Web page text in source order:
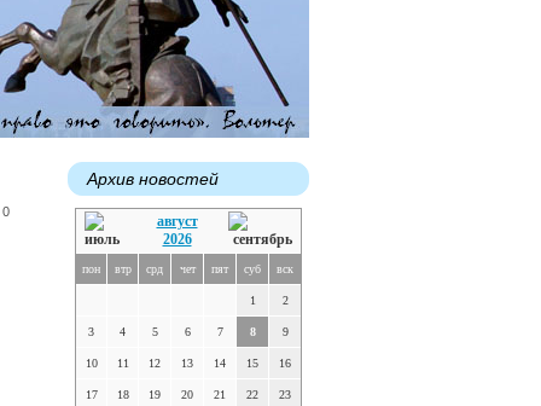
0
Архив новостей
август
2026
пон втр срд чет пят суб вск
1 2
3 4 5 6 7 8 9
10 11 12 13 14 15 16
17 18 19 20 21 22 23